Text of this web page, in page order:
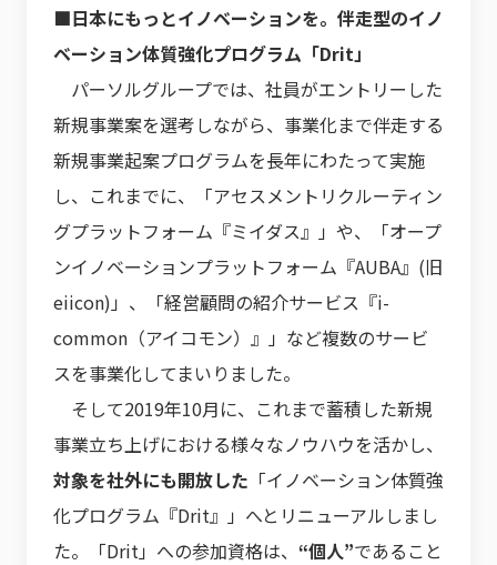
■日本にもっとイノベーションを。伴走型のイノ
ベーション体質強化プログラム「Drit」
パーソルグループでは、社員がエントリーした
新規事業案を選考しながら、事業化まで伴走する
新規事業起案プログラムを長年にわたって実施
し、これまでに、「アセスメントリクルーティン
グプラットフォーム『ミイダス』」や、「オープ
ンイノベーションプラットフォーム『AUBA』(旧
eiicon)」、「経営顧問の紹介サービス『i-
common（アイコモン）』」など複数のサービ
スを事業化してまいりました。
そして2019年10月に、これまで蓄積した新規
事業立ち上げにおける様々なノウハウを活かし、
対象を社外にも開放した 「イノベーション体質強
化プログラム『Drit』」へとリニューアルしまし
た。「Drit」への参加資格は、 “個人”であること